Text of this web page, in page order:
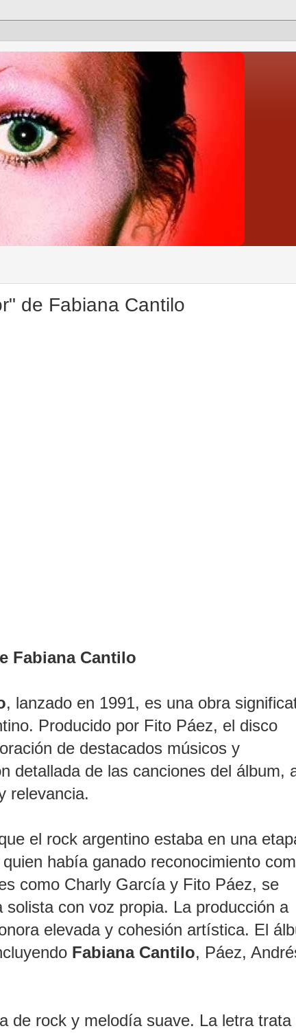
de Fabiana Cantilo
Fabiana Cantilo
, lanzado en 1991, es una obra
Producido por Fito Páez, el disco
de destacados músicos y
detallada de las canciones del álbum,
relevancia.
el rock argentino estaba en una
quien había ganado reconocimiento
como Charly García y Fito Páez, se
con voz propia. La producción a
elevada y cohesión artística. El
Fabiana Cantilo, Páez,
de rock y melodía suave. La letra trata